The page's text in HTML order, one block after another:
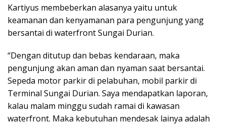
Kartiyus membeberkan alasanya yaitu untuk
keamanan dan kenyamanan para pengunjung yang
bersantai di waterfront Sungai Durian.
“Dengan ditutup dan bebas kendaraan, maka
pengunjung akan aman dan nyaman saat bersantai.
Sepeda motor parkir di pelabuhan, mobil parkir di
Terminal Sungai Durian. Saya mendapatkan laporan,
kalau malam minggu sudah ramai di kawasan
waterfront. Maka kebutuhan mendesak lainya adalah